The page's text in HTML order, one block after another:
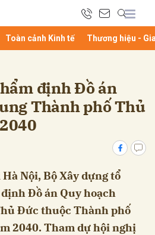
Toàn cảnh Kinh tế Thương hiệu -
định Đồ án
Thành phố Thủ
Nội, Bộ Xây dựng tổ
Đồ án Quy hoạch
Đức thuộc Thành phố
2040. Tham dự hội nghị
Hủy